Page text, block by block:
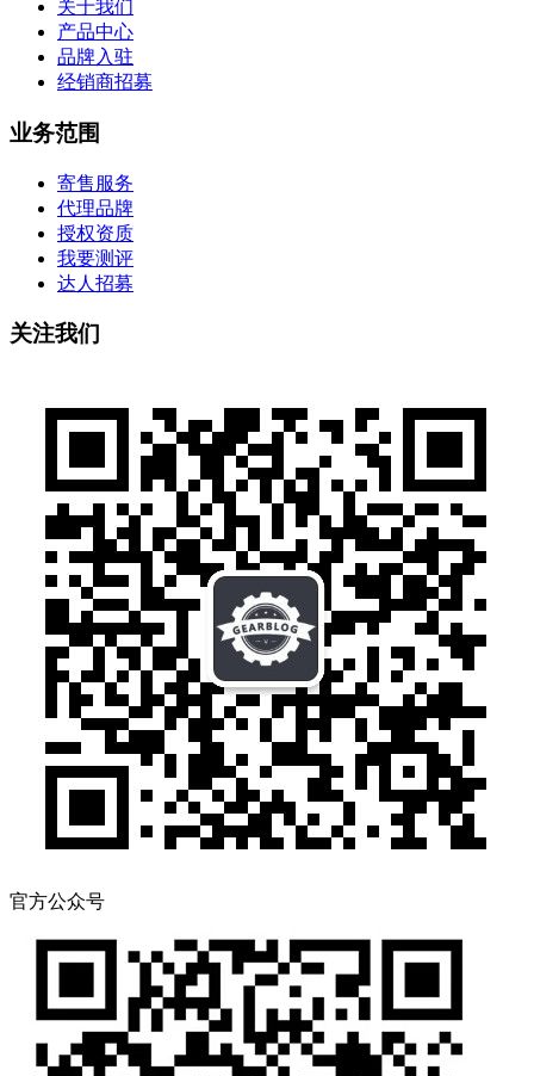
关于我们
产品中心
品牌入驻
经销商招募
业务范围
寄售服务
代理品牌
授权资质
我要测评
达人招募
关注我们
官方公众号